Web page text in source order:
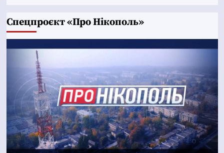
Cпецпроєкт «Про Нікополь»